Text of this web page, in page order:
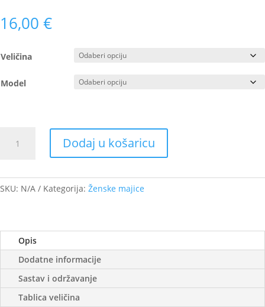
16,00 €
Veličina
Model
Dodaj u košaricu
SKU: N/A Kategorija: Ženske majice
Opis
Dodatne informacije
Sastav i održavanje
Tablica veličina